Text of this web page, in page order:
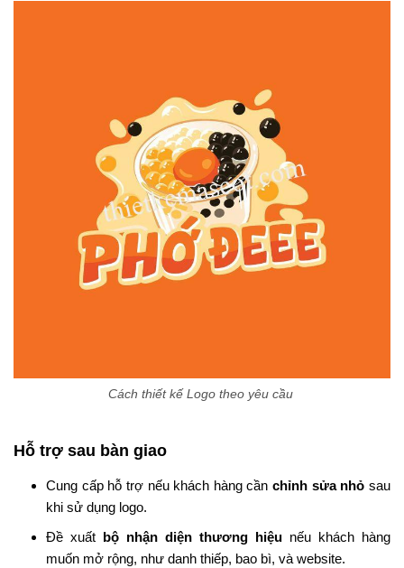
Cách thiết kế Logo theo yêu cầu
Hỗ trợ sau bàn giao
Cung cấp hỗ trợ nếu khách hàng cầnchỉnh sửa nhỏ sau
khi sử dụng logo.
Đề xuất bộ nhận diện thương hiệu nếu khách hàng
muốn mở rộng, như danh thiếp, bao bì, và website.